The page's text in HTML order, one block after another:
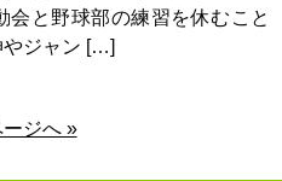
会と野球部の練習を休むこと
やジャン […]
ジへ »